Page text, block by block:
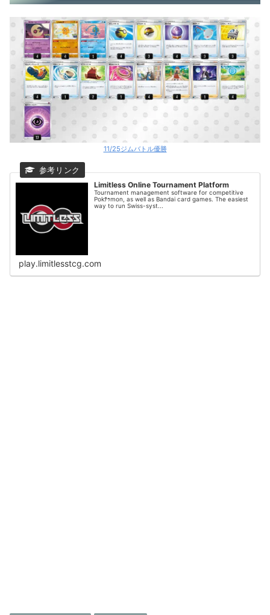
11/25ジムバトル優勝
Limitless Online Tournament Platform
Tournament management software for competitive
Pokﾃｩmon, as well as Bandai card games. The easiest
way to run Swiss-syst...
play.limitlesstcg.com